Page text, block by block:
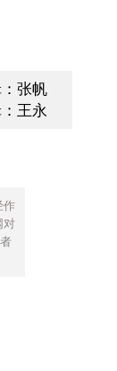
张帆
王永
作
对